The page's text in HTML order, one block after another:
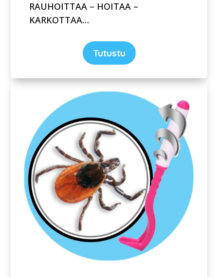
RAUHOITTAA – HOITAA –
KARKOTTAA…
Tutustu